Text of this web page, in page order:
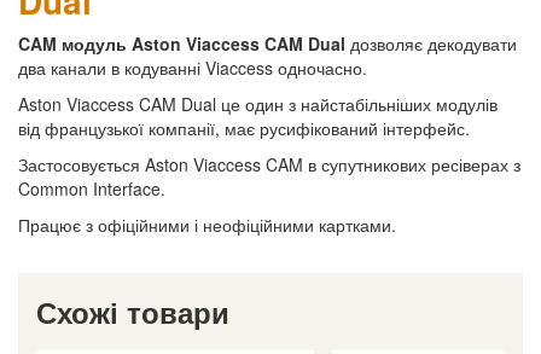
CAM модуль Aston Viaccess CAM Dual дозволяє декодувати
два канали в кодуванні Viaccess одночасно.
Aston Viaccess CAM Dual це один з найстабільніших модулів
від французької компанії, має русифікований інтерфейс.
Застосовується Aston Viaccess CAM в супутникових ресіверах з
Common Interface.
Працює з офіційними і неофіційними картками.
Схожі товари